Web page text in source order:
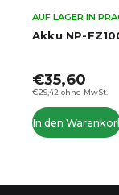
Ulanzi-
AUF LAGER IN
€42,64 ohne MwSt.
–13 % €59,60
€51,60